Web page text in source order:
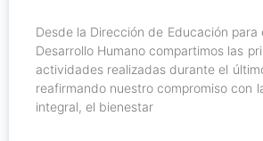
Desde la Dirección de Educación para
Desarrollo Humano compartimos las
actividades realizadas durante el
reafirmando nuestro compromiso con
integral, el bienestar